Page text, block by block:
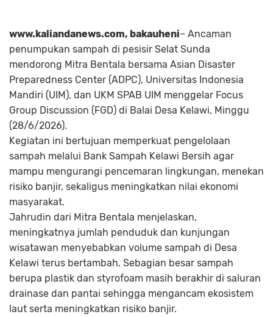
www.kaliandanews.com, bakauheni– Ancaman
penumpukan sampah di pesisir Selat Sunda
mendorong Mitra Bentala bersama Asian Disaster
Preparedness Center (ADPC), Universitas Indonesia
Mandiri (UIM), dan UKM SPAB UIM menggelar Focus
Group Discussion (FGD) di Balai Desa Kelawi, Minggu
(28/6/2026).
Kegiatan ini bertujuan memperkuat pengelolaan
sampah melalui Bank Sampah Kelawi Bersih agar
mampu mengurangi pencemaran lingkungan, menekan
risiko banjir, sekaligus meningkatkan nilai ekonomi
masyarakat.
Jahrudin dari Mitra Bentala menjelaskan,
meningkatnya jumlah penduduk dan kunjungan
wisatawan menyebabkan volume sampah di Desa
Kelawi terus bertambah. Sebagian besar sampah
berupa plastik dan styrofoam masih berakhir di saluran
drainase dan pantai sehingga mengancam ekosistem
laut serta meningkatkan risiko banjir.